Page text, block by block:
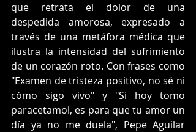
que retrata el dolor de una
despedida amorosa, expresado a
través de una metáfora médica que
ilustra la intensidad del sufrimiento
de un corazón roto. Con frases como
"Examen de tristeza positivo, no sé ni
cómo sigo vivo" y "Si hoy tomo
paracetamol, es para que tu amor un
día ya no me duela", Pepe Aguilar